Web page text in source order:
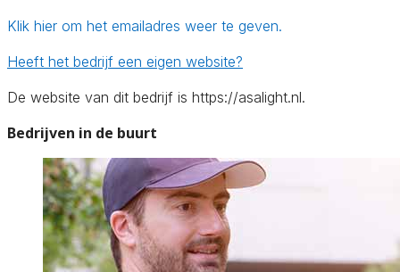
Klik hier om het emailadres weer te geven.
Heeft het bedrijf een eigen website?
De website van dit bedrijf is https://asalight.nl.
Bedrijven in de buurt